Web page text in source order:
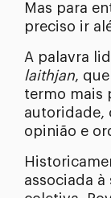
Mas para
preciso ir
A palavra
laithjan,
termo mais
autoridade,
opinião e
associada